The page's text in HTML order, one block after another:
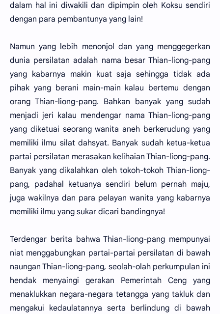
dalam hal ini diwakili dan dipimpin oleh Koksu sendiri
dengan para pembantunya yang lain!
Namun yang lebih menonjol dan yang menggegerkan
dunia persilatan adalah nama besar Thian-liong-pang
yang kabarnya makin kuat saja sehingga tidak ada
pihak yang berani main-main kalau bertemu dengan
orang Thian-liong-pang. Bahkan banyak yang sudah
menjadi jeri kalau mendengar nama Thian-liong-pang
yang diketuai seorang wanita aneh berkerudung yang
memiliki ilmu silat dahsyat. Banyak sudah ketua-ketua
partai persilatan merasakan kelihaian Thian-liong-pang.
Banyak yang dikalahkan oleh tokoh-tokoh Thian-liong-
pang, padahal ketuanya sendiri belum pernah maju,
juga wakilnya dan para pelayan wanita yang kabarnya
memiliki ilmu yang sukar dicari bandingnya!
Terdengar berita bahwa Thian-liong-pang mempunyai
niat menggabungkan partai-partai persilatan di bawah
naungan Thian-liong-pang, seolah-olah perkumpulan ini
hendak menyaingi gerakan Pemerintah Ceng yang
menaklukkan negara-negara tetangga yang takluk dan
mengakui kedaulatannya serta berlindung di bawah